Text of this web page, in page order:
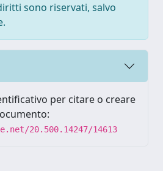
sono riservati, salvo
per citare o creare
20.500.14247/14613